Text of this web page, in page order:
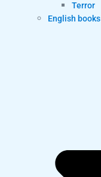
Terror
English books